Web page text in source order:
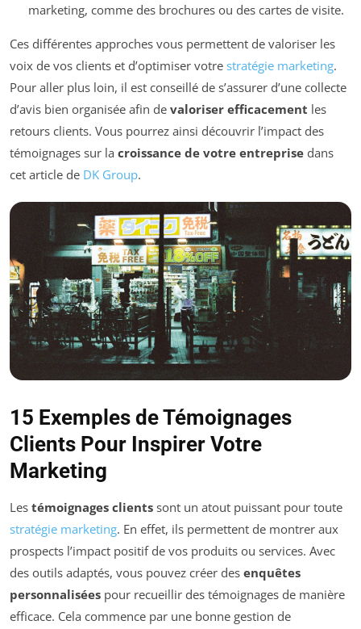
marketing, comme des brochures ou des cartes de visite.
Ces différentes approches vous permettent de valoriser les
voix de vos clients et d’optimiser votre stratégie marketing.
Pour aller plus loin, il est conseillé de s’assurer d’une collecte
d’avis bien organisée afin de valoriser efficacement les
retours clients. Vous pourrez ainsi découvrir l’impact des
témoignages sur la croissance de votre entreprise dans
cet article de DK Group.
15 Exemples de Témoignages
Clients Pour Inspirer Votre
Marketing
Les témoignages clients sont un atout puissant pour toute
stratégie marketing. En effet, ils permettent de montrer aux
prospects l’impact positif de vos produits ou services. Avec
des outils adaptés, vous pouvez créer des enquêtes
personnalisées pour recueillir des témoignages de manière
efficace. Cela commence par une bonne gestion de